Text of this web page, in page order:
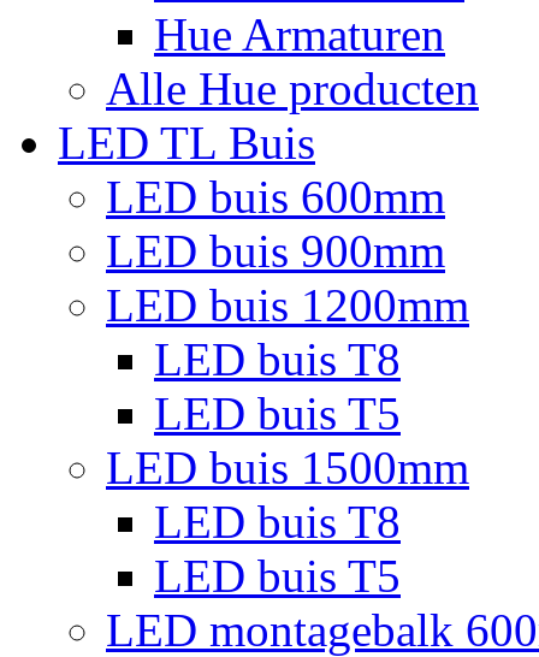
Hue Armaturen
Alle Hue producten
LED TL Buis
LED buis 600mm
LED buis 900mm
LED buis 1200mm
LED buis T8
LED buis T5
LED buis 1500mm
LED buis T8
LED buis T5
LED montagebalk